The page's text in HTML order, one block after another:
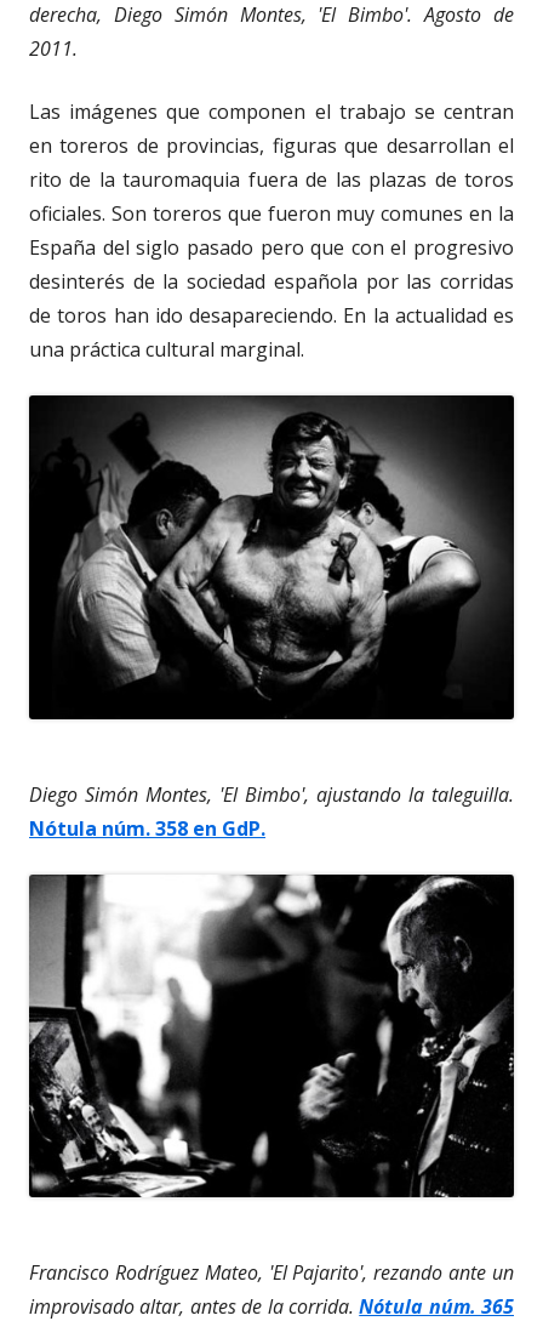
derecha, Diego Simón Montes, 'El Bimbo'. Agosto de
2011.
Las imágenes que componen el trabajo se centran
en toreros de provincias, figuras que desarrollan el
rito de la tauromaquia fuera de las plazas de toros
oficiales. Son toreros que fueron muy comunes en la
España del siglo pasado pero que con el progresivo
desinterés de la sociedad española por las corridas
de toros han ido desapareciendo. En la actualidad es
una práctica cultural marginal.
Diego Simón Montes, 'El Bimbo', ajustando la taleguilla.
Nótula núm. 358 en GdP.
Francisco Rodríguez Mateo, 'El Pajarito', rezando ante un
improvisado altar, antes de la corrida.Nótula núm. 365